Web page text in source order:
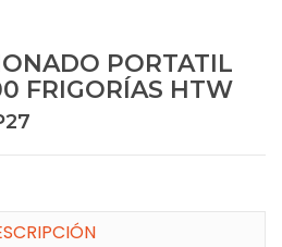
PORTATIL
FRIGORÍAS HTW